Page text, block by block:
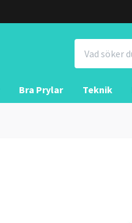
Bra Prylar Teknik